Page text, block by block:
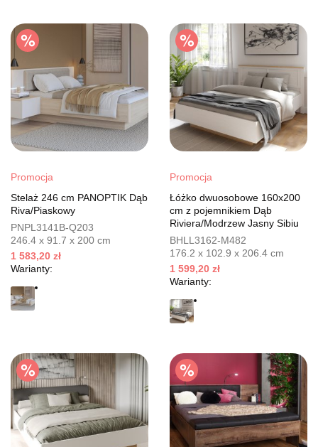
Promocja
Stelaż 246 cm PANOPTIK Dąb
Riva/Piaskowy
PNPL3141B-Q203
246.4 x 91.7 x 200 cm
1 583,20 zł
Warianty:
Promocja
Łóżko dwuosobowe 160x200
cm z pojemnikiem Dąb
Riviera/Modrzew Jasny Sibiu
BHLL3162-M482
176.2 x 102.9 x 206.4 cm
1 599,20 zł
Warianty: